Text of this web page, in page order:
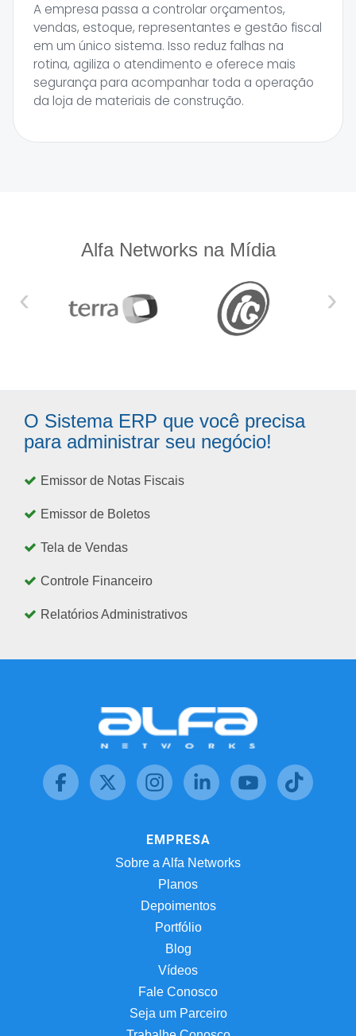
A empresa passa a controlar orçamentos,
vendas, estoque, representantes e gestão fiscal
em um único sistema. Isso reduz falhas na
rotina, agiliza o atendimento e oferece mais
segurança para acompanhar toda a operação
da loja de materiais de construção.
Alfa Networks na Mídia
‹ ›
O Sistema ERP que você precisa
para administrar seu negócio!
Emissor de Notas Fiscais
Emissor de Boletos
Tela de Vendas
Controle Financeiro
Relatórios Administrativos
EMPRESA
Sobre a Alfa Networks
Planos
Depoimentos
Portfólio
Blog
Vídeos
Fale Conosco
Seja um Parceiro